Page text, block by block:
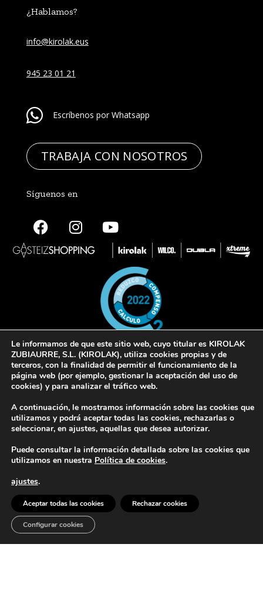
¿Hablamos?
info@kirolak.eus
945 23 01 21
Escríbenos por Whatsapp
TRABAJA CON NOSOTROS
Síguenos en
© 2022 Kirolak. Todos los derechos reservados
Aviso Legal Política de privacidad
Europar Batasunak finantzatua – NextGeneration EU
Le informamos de que este sitio web, cuyo titular es KIROLAK
ZUBIAURRE, S.L. (KIROLAK), utiliza cookies propias y de
terceros, con la finalidad de permitir el funcionamiento de la
página web (por ejemplo, gestionar la aceptación del uso de
cookies) y para analizar el tráfico web.
A continuación, le mostramos información sobre las cookies que
utilizamos y podrá aceptar todas las cookies, rechazarlas o
seleccionar, en ajustes, aquellas que desea autorizar.
Puede consultar la información detallada sobre las cookies que
utilizamos en nuestra Política de cookies.
ajustes.
Aceptar todas las cookies Rechazar cookies
Configurar cookies